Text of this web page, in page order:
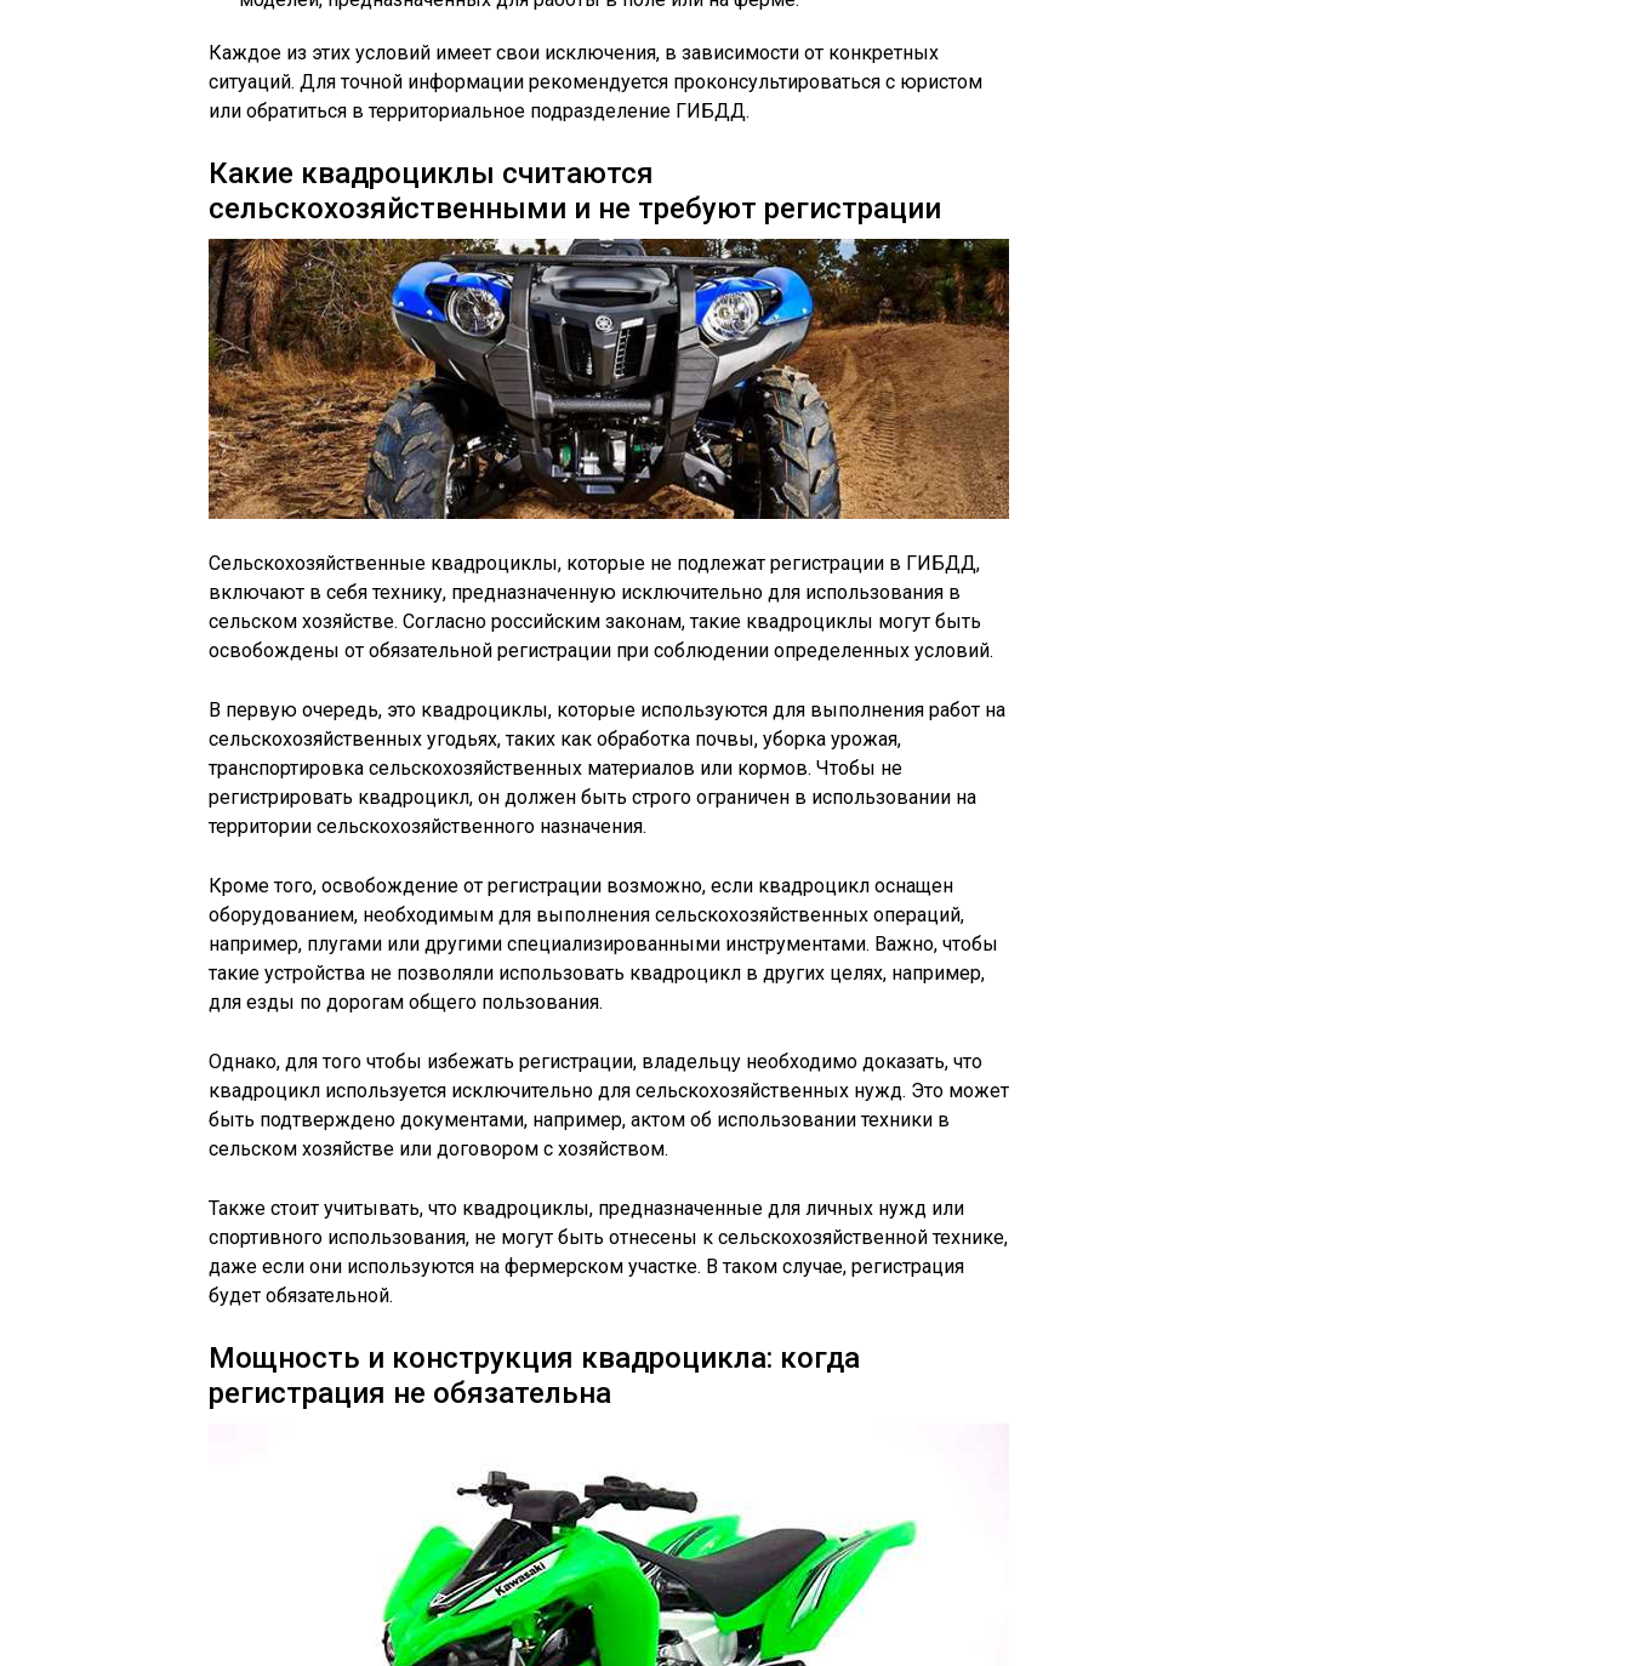
Каждое из этих условий имеет свои исключения, в зависимости от конкретных
ситуаций. Для точной информации рекомендуется проконсультироваться с юристом
или обратиться в территориальное подразделение ГИБДД.
Какие квадроциклы считаются
сельскохозяйственными и не требуют регистрации
Сельскохозяйственные квадроциклы, которые не подлежат регистрации в ГИБДД,
включают в себя технику, предназначенную исключительно для использования в
сельском хозяйстве. Согласно российским законам, такие квадроциклы могут быть
освобождены от обязательной регистрации при соблюдении определенных условий.
В первую очередь, это квадроциклы, которые используются для выполнения работ на
сельскохозяйственных угодьях, таких как обработка почвы, уборка урожая,
транспортировка сельскохозяйственных материалов или кормов. Чтобы не
регистрировать квадроцикл, он должен быть строго ограничен в использовании на
территории сельскохозяйственного назначения.
Кроме того, освобождение от регистрации возможно, если квадроцикл оснащен
оборудованием, необходимым для выполнения сельскохозяйственных операций,
например, плугами или другими специализированными инструментами. Важно, чтобы
такие устройства не позволяли использовать квадроцикл в других целях, например,
для езды по дорогам общего пользования.
Однако, для того чтобы избежать регистрации, владельцу необходимо доказать, что
квадроцикл используется исключительно для сельскохозяйственных нужд. Это может
быть подтверждено документами, например, актом об использовании техники в
сельском хозяйстве или договором с хозяйством.
Также стоит учитывать, что квадроциклы, предназначенные для личных нужд или
спортивного использования, не могут быть отнесены к сельскохозяйственной технике,
даже если они используются на фермерском участке. В таком случае, регистрация
будет обязательной.
Мощность и конструкция квадроцикла: когда
регистрация не обязательна